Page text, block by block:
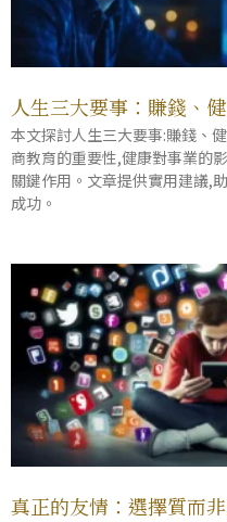
人生三大要事：賺錢、
本文探討人生三大要事:賺錢、
商教育的重要性,健康對事業的
關鍵作用。文章提供實用建議,
成功。
真正的友情：選擇質而